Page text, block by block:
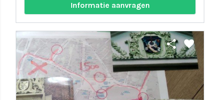
Informatie aanvragen
share favorite